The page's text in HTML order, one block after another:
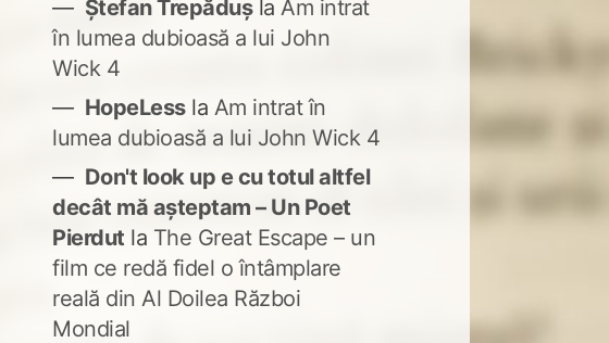
Ștefan Trepădușla Am intrat
în lumea dubioasă a lui John
Wick 4
HopeLessla Am intrat în
lumea dubioasă a lui John Wick 4
Don't look up e cu totul altfel
decât mă așteptam – Un Poet
Pierdut la The Great Escape – un
film ce redă fidel o întâmplare
reală din Al Doilea Război
Mondial